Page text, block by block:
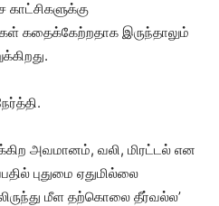
கதைக்கேற்றதாக இருந்தாலும்
அவமானம், வலி, மிரட்டல் என
புதுமை ஏதுமில்லை
மீள தற்கொலை தீர்வல்ல’